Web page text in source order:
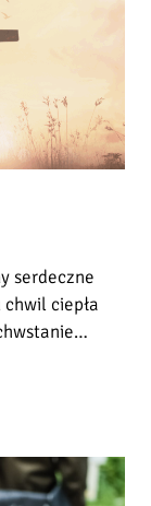
serdeczne
ciepła